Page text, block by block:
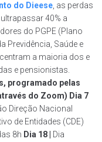
do Dieese, as perdas
40% a
do PGPE (Plano
Previdência, Saúde e
a maioria dos e
e pensionistas.
programado pelas
do Zoom) Dia 7
Direção Nacional
de Entidades (CDE)
8h Dia 18 |
Dia